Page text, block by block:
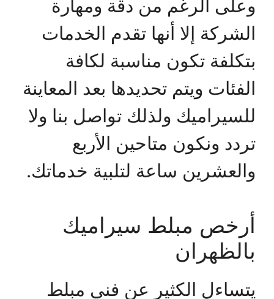
وعلى الرغم من دقة ومهارة
الشركة إلا أنها تقدم الخدمات
بتكلفة تكون مناسبة لكافة
الفئات ويتم تحديدها بعد المعاينة
للسيراميك ولذلك تواصل بنا ولا
تردد ونكون متاحين الأربع
والعشرين ساعة لتلبية خدماتك.
أرخص مبلط سيراميك
بالظهران
يتساءل الكثير عن فني مبلط